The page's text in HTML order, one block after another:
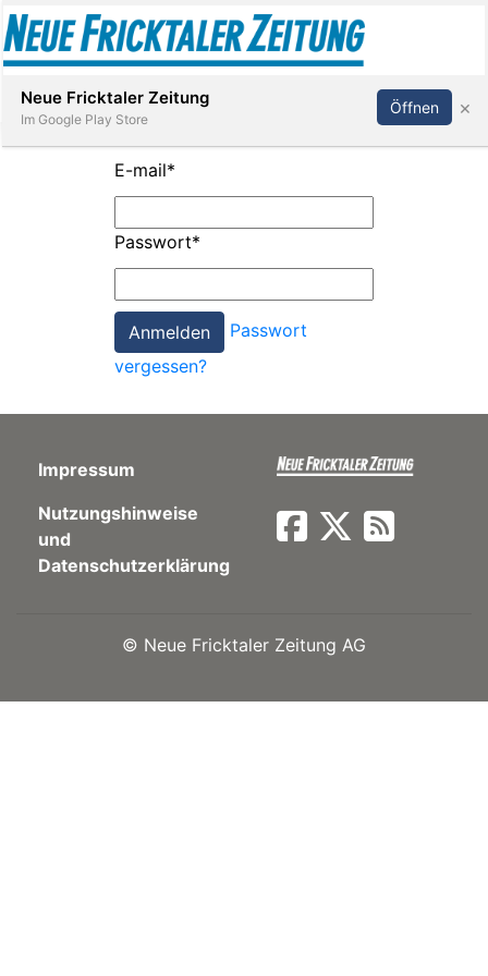
Paper
App
Abonnieren Anmelden
E-mail*
Passwort*
Passwort
vergessen?
Impressum
Nutzungshinweise
und
Datenschutzerklärung
© Neue Fricktaler Zeitung AG
Neue Fricktaler Zeitung
Im Google Play Store
Öffnen ×